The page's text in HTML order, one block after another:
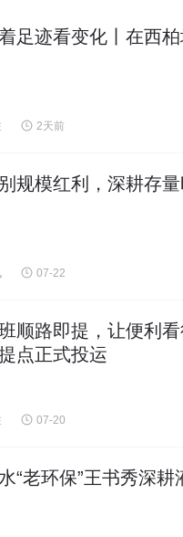
足迹看变化丨在西
2天前
规模红利，深耕存
07-22
顺路即提，让便利
点正式投运
07-20
“老环保”王书秀深